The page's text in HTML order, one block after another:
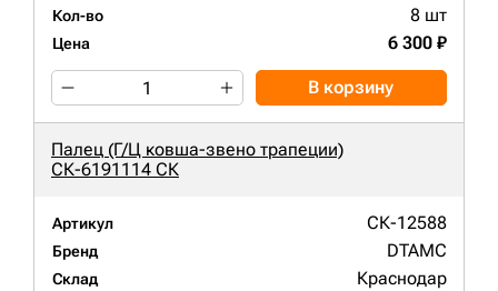
Кол-во 8 шт
Цена 6 300 ₽
В корзину
Палец (Г/Ц ковша-звено трапеции)
СК-6191114 СК
Артикул СК-12588
Бренд DTAMC
Склад Краснодар